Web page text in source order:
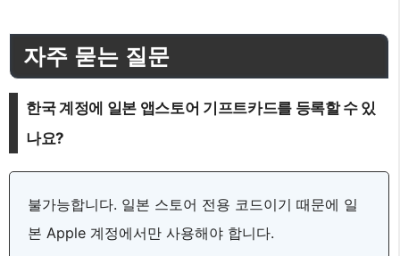
자주 묻는 질문
한국 계정에 일본 앱스토어 기프트카드를 등록할 수 있
나요?
불가능합니다. 일본 스토어 전용 코드이기 때문에 일
본 Apple 계정에서만 사용해야 합니다.